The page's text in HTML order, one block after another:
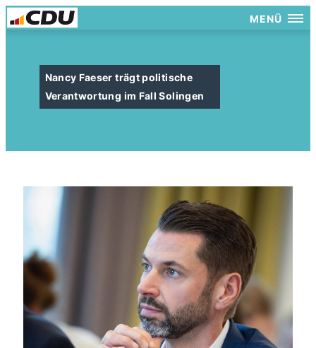
MENÜ
Nancy Faeser trägt politische
Verantwortung im Fall Solingen